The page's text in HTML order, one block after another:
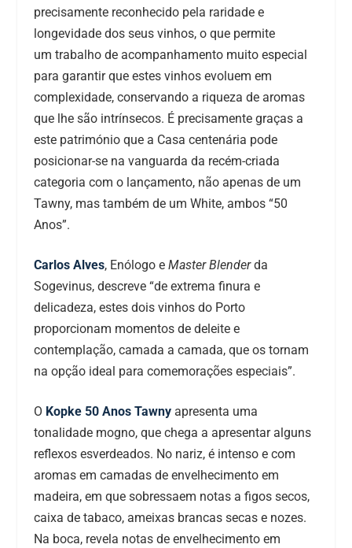
precisamente reconhecido pela raridade e
longevidade dos seus vinhos, o que permite
um trabalho de acompanhamento muito especial
para garantir que estes vinhos evoluem em
complexidade, conservando a riqueza de aromas
que lhe são intrínsecos. É precisamente graças a
este património que a Casa centenária pode
posicionar-se na vanguarda da recém-criada
categoria com o lançamento, não apenas de um
Tawny, mas também de um White, ambos “50
Anos”.
Carlos Alves, Enólogo e Master Blenderda
Sogevinus, descreve “de extrema finura e
delicadeza, estes dois vinhos do Porto
proporcionam momentos de deleite e
contemplação, camada a camada, que os tornam
na opção ideal para comemorações especiais”.
O Kopke 50 Anos Tawnyapresenta uma
tonalidade mogno, que chega a apresentar alguns
reflexos esverdeados. No nariz, é intenso e com
aromas em camadas de envelhecimento em
madeira, em que sobressaem notas a figos secos,
caixa de tabaco, ameixas brancas secas e nozes.
Na boca, revela notas de envelhecimento em